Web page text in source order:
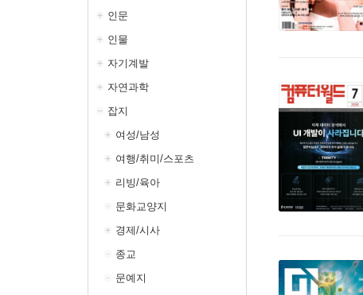
인문
인물
자기계발
자연과학
잡지
여성/남성
여행/취미/스포츠
리빙/육아
문화교양지
경제/시사
종교
문예지